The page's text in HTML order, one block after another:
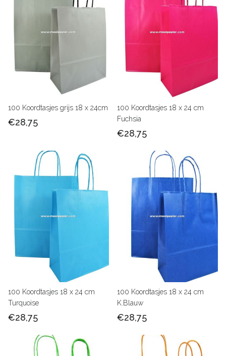
100 Koordtasjes grijs 18 x 24cm
€28,75
100 Koordtasjes 18 x 24 cm
Fuchsia
€28,75
100 Koordtasjes 18 x 24 cm
Turquoise
€28,75
100 Koordtasjes 18 x 24 cm
K.Blauw
€28,75